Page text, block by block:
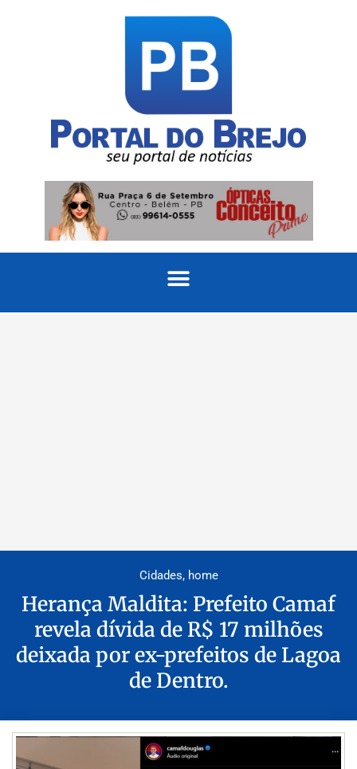
Cidades, home
Herança Maldita: Prefeito Camaf
revela dívida de R$ 17 milhões
deixada por ex-prefeitos de Lagoa
de Dentro.